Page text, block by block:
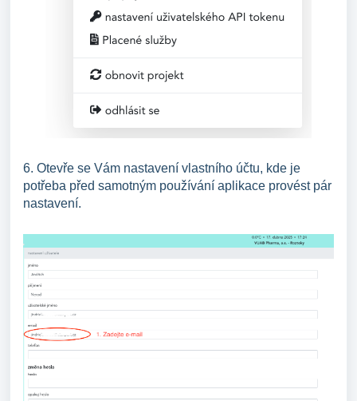
6. Otevře se Vám nastavení vlastního účtu, kde je
potřeba před samotným používání aplikace provést pár
nastavení.